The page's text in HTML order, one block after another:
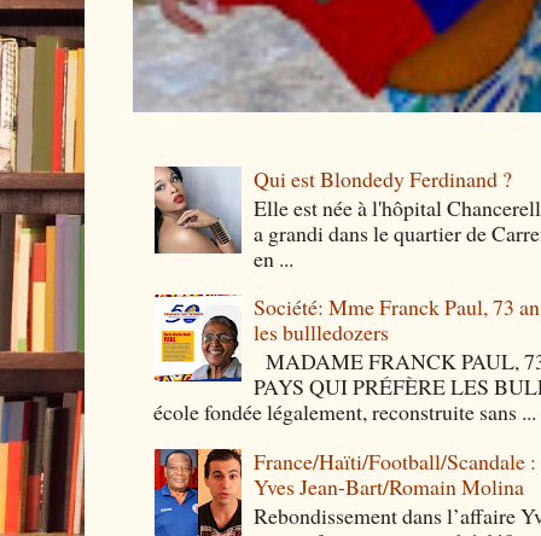
Qui est Blondedy Ferdinand ?
Elle est née à l'hôpital
a grandi dans le quartier de
en ...
Société: Mme Franck Paul, 73
les bullledozers
MADAME FRANCK PAUL,
PAYS QUI PRÉFÈRE LES
école fondée légalement, reconstruite sans ...
France/Haïti/Football/Scandale
Yves Jean-Bart/Romain Molina
Rebondissement dans l’affaire